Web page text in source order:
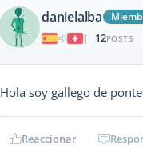
danielalba
|
12POSTS
Hola soy gallego de
Reaccionar